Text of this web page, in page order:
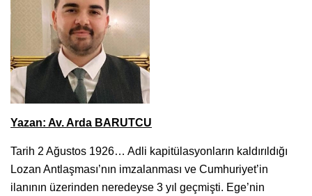
Yazan: Av. Arda BARUTCU
Tarih 2 Ağustos 1926… Adli kapitülasyonların kaldırıldığı
Lozan Antlaşması’nın imzalanması ve Cumhuriyet’in
ilanının üzerinden neredeyse 3 yıl geçmişti. Ege’nin